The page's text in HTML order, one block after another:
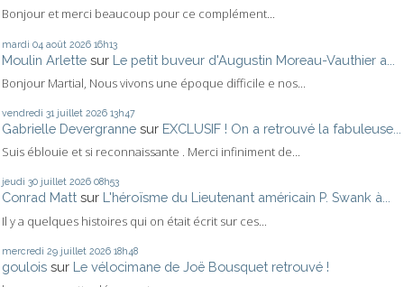
Bonjour et merci beaucoup pour ce complément...
mardi 04 août 2026 16h13
Moulin Arlette sur Le petit buveur d'Augustin Moreau-Vauthier a...
Bonjour Martial, Nous vivons une époque difficile e nos...
vendredi 31 juillet 2026 13h47
Gabrielle Devergranne sur EXCLUSIF ! On a retrouvé la fabuleuse...
Suis éblouie et si reconnaissante . Merci infiniment de...
jeudi 30 juillet 2026 08h53
Conrad Matt sur L'héroïsme du Lieutenant américain P. Swank à...
Il y a quelques histoires qui on était écrit sur ces...
mercredi 29 juillet 2026 18h48
goulois sur Le vélocimane de Joë Bousquet retrouvé !